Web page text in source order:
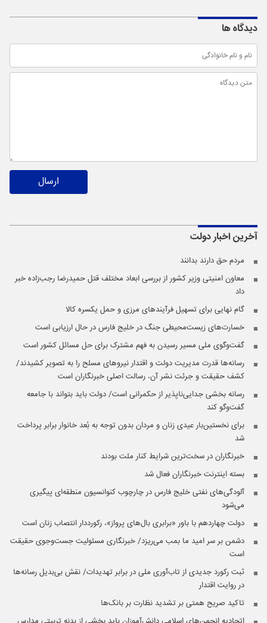
دیدگاه ها
ارسال
آخرین اخباردولت
مردم حق دارند بدانند
معاون امنیتی وزیر کشور از بررسی ابعاد مختلف قتل حمیدرضا رجب‌زاده خبر
داد
گام نهایی برای تسهیل فرآیندهای مرزی و حمل یکسره کالا
خسارت‌های زیست‌محیطی جنگ در خلیج فارس در حال ارزیابی است
گفت‌وگوی ملی مسیر رسیدن به فهم مشترک برای حل مسائل کشور است
رسانه‌ها قدرت مدیریت دولت و اقتدار نیروهای مسلح را به تصویر کشیدند/
کشف حقیقت و جرئت نشر آن، رسالت اصلی خبرنگاران است
رسانه بخشی جدایی‌ناپذیر از حکمرانی است/ دولت باید بتواند با جامعه
گفت‌وگو کند
برای نخستین‌بار عیدی زنان و مردان بدون توجه به بُعد خانوار برابر پرداخت
شد
خبرنگاران در سخت‌ترین شرایط کنار ملت بودند
بسته اینترنت خبرنگاران فعال شد
آلودگی‌های نفتی خلیج فارس در چارچوب کنوانسیون منطقه‌ای پیگیری
می‌شود
دولت چهاردهم با باور «برابری بال‌های پرواز»، رکورددار انتصاب زنان است
دشمن بر سر امید ما بمب می‌ریزد/ خبرنگاری مسئولیت جست‌وجوی حقیقت
است
ثبت رکورد جدیدی از تاب‌آوری ملی در برابر تهدیدات/ نقش بی‌بدیل رسانه‌ها
در روایت اقتدار
تاکید صریح همتی بر تشدید نظارت بر بانک‌ها